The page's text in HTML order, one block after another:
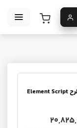
اسکیت‌برد کامل حرفه‌ای طرح Element Script
تا 20,825,000